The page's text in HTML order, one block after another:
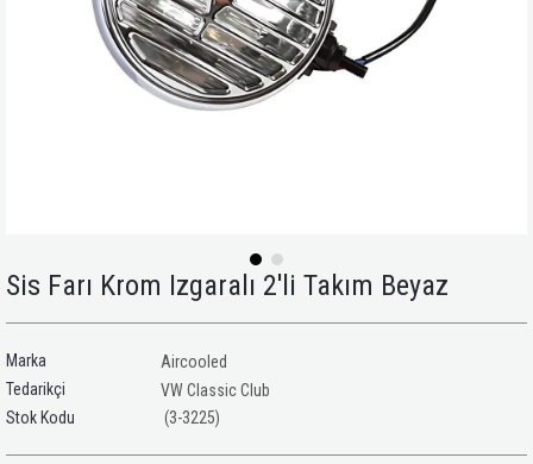
Sis Farı Krom Izgaralı 2'li Takım Beyaz
Marka
Aircooled
Tedarikçi
VW Classic Club
(3-3225)